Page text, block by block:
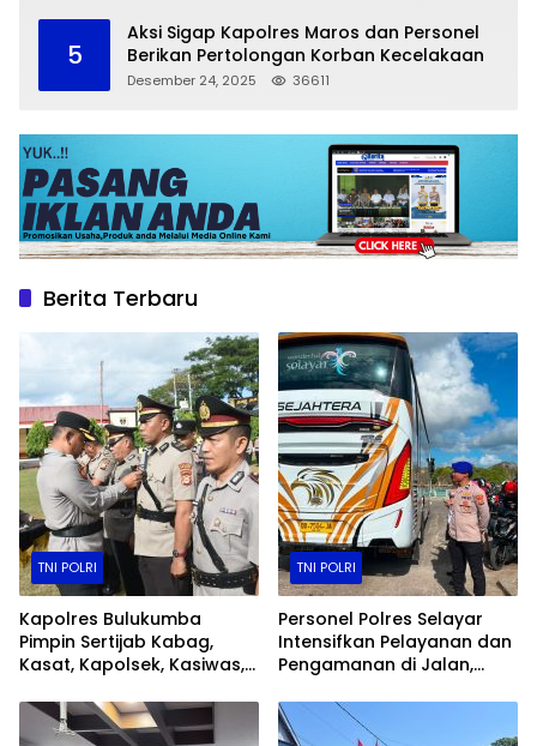
5
Aksi Sigap Kapolres Maros dan Personel
Berikan Pertolongan Korban Kecelakaan
Desember 24, 2025 36611
Berita Terbaru
TNI POLRI
Kapolres Bulukumba
Pimpin Sertijab Kabag,
Kasat, Kapolsek, Kasiwas,
TNI POLRI
Personel Polres Selayar
Intensifkan Pelayanan dan
Pengamanan di Jalan,
Masyarakat, hingga
Pelabuhan